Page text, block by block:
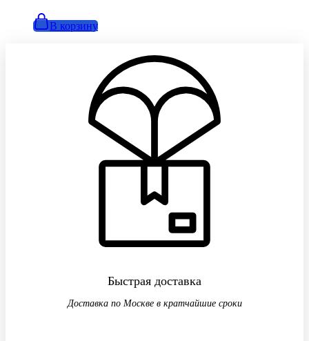
В корзину
Быстрая доставка
Доставка по Москве в кратчайшие сроки